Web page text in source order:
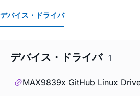
デバイス・ドライバ
デバイス・ドライバ 1
MAX9839x GitHub Linux